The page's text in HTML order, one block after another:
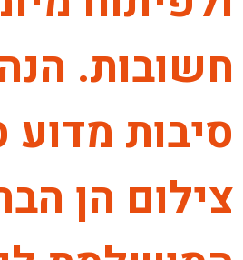
חשובות.
סיבות מדוע
צילום הן